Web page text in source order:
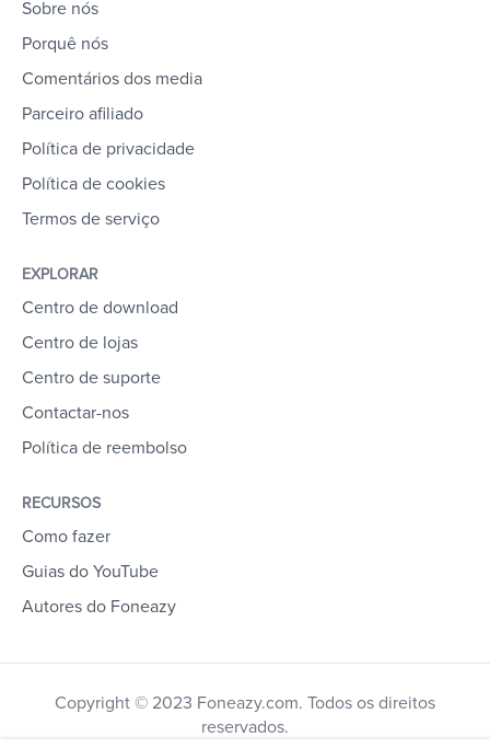
Sobre nós
Porquê nós
Comentários dos media
Parceiro afiliado
Política de privacidade
Política de cookies
Termos de serviço
EXPLORAR
Centro de download
Centro de lojas
Centro de suporte
Contactar-nos
Política de reembolso
RECURSOS
Como fazer
Guias do YouTube
Autores do Foneazy
Copyright © 2023 Foneazy.com. Todos os direitos
reservados.